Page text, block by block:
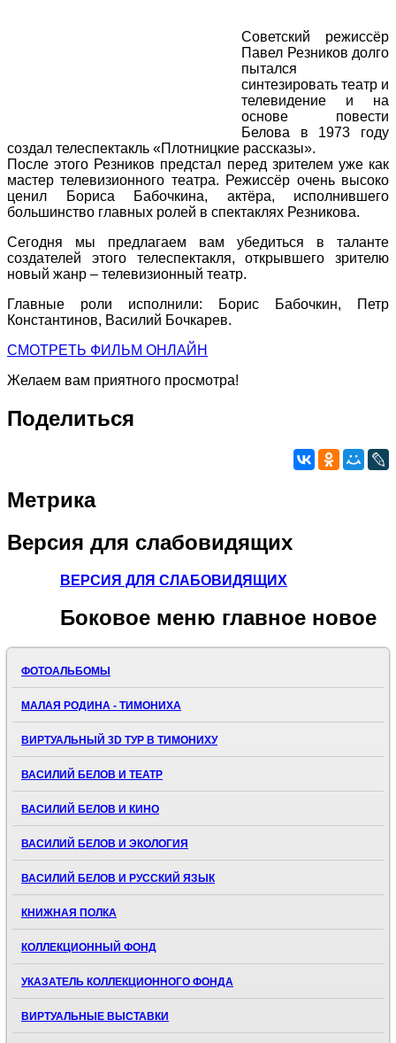
Советский режиссёр
Павел Резников долго
пытался
синтезировать театр и
телевидение и на
основе повести
Белова в 1973 году
создал телеспектакль «Плотницкие рассказы».
После этого Резников предстал перед зрителем уже как
мастер телевизионного театра. Режиссёр очень высоко
ценил Бориса Бабочкина, актёра, исполнившего
большинство главных ролей в спектаклях Резникова.
Сегодня мы предлагаем вам убедиться в таланте
создателей этого телеспектакля, открывшего зрителю
новый жанр – телевизионный театр.
Главные роли исполнили: Борис Бабочкин, Петр
Константинов, Василий Бочкарев.
СМОТРЕТЬ ФИЛЬМ ОНЛАЙН
Желаем вам приятного просмотра!
Поделиться
Метрика
Версия для слабовидящих
ВЕРСИЯ ДЛЯ СЛАБОВИДЯЩИХ
Боковое меню главное новое
ФОТОАЛЬБОМЫ
МАЛАЯ РОДИНА - ТИМОНИХА
ВИРТУАЛЬНЫЙ 3D ТУР В ТИМОНИХУ
ВАСИЛИЙ БЕЛОВ И ТЕАТР
ВАСИЛИЙ БЕЛОВ И КИНО
ВАСИЛИЙ БЕЛОВ И ЭКОЛОГИЯ
ВАСИЛИЙ БЕЛОВ И РУССКИЙ ЯЗЫК
КНИЖНАЯ ПОЛКА
КОЛЛЕКЦИОННЫЙ ФОНД
УКАЗАТЕЛЬ КОЛЛЕКЦИОННОГО ФОНДА
ВИРТУАЛЬНЫЕ ВЫСТАВКИ